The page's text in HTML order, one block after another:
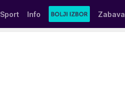
Sport Info Zabava